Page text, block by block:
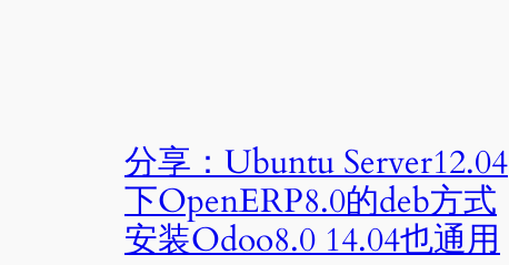
分享：Ubuntu Server12.04
下OpenERP8.0的deb方式
安装Odoo8.0 14.04也通用